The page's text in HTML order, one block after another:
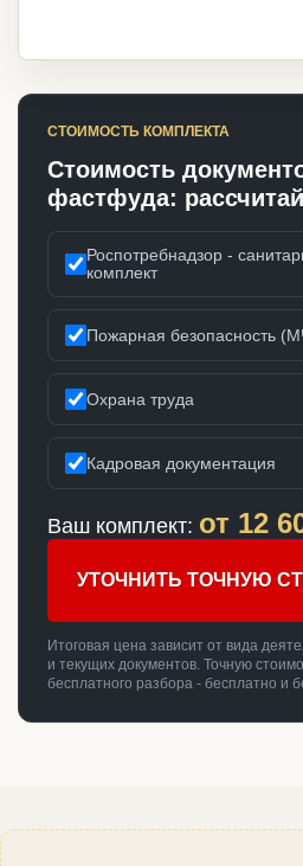
СТОИМОСТЬ КОМПЛЕКТА
Стоимость
фастфуда:
Роспотребнадзор -
комплект
Пожарная безопасность
Охрана труда
Кадровая документация
Ваш комплект: от 12
УТОЧНИТЬ ТОЧНУЮ
Итоговая цена зависит от вида
и текущих документов. Точную
бесплатного разбора - бесплатно и